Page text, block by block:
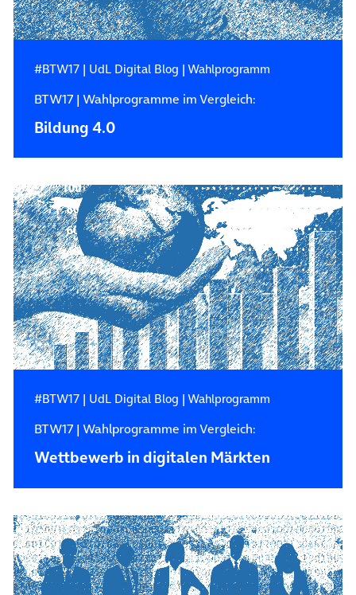
#BTW17| UdL Digital Blog |Wahlprogramm
BTW17 | Wahlprogramme im Vergleich:
Bildung 4.0
#BTW17| UdL Digital Blog |Wahlprogramm
BTW17 | Wahlprogramme im Vergleich:
Wettbewerb in digitalen Märkten